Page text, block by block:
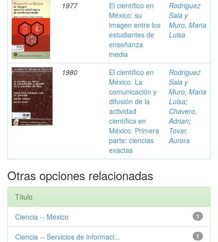
1977
El científico en
México: su
imagen entre los
estudiantes de
enseñanza
media
Rodriguez
Sala y
Muro, Maria
Luisa
1980
El científico en
México. La
comunicación y
difusión de la
actividad
científica en
México. Primera
parte: ciencias
exactas
Rodriguez
Sala y
Muro, Maria
Luisa;
Chavero,
Adrian;
Tovar,
Aurora
Otras opciones relacionadas
Título
1
Ciencia -- México
1
Ciencia -- Servicios de informaci...